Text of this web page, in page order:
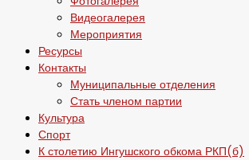
Видеогалерея
Мероприятия
Ресурсы
Контакты
Муниципальные отделения
Стать членом партии
Культура
Спорт
К столетию Ингушского обкома РКП(б)